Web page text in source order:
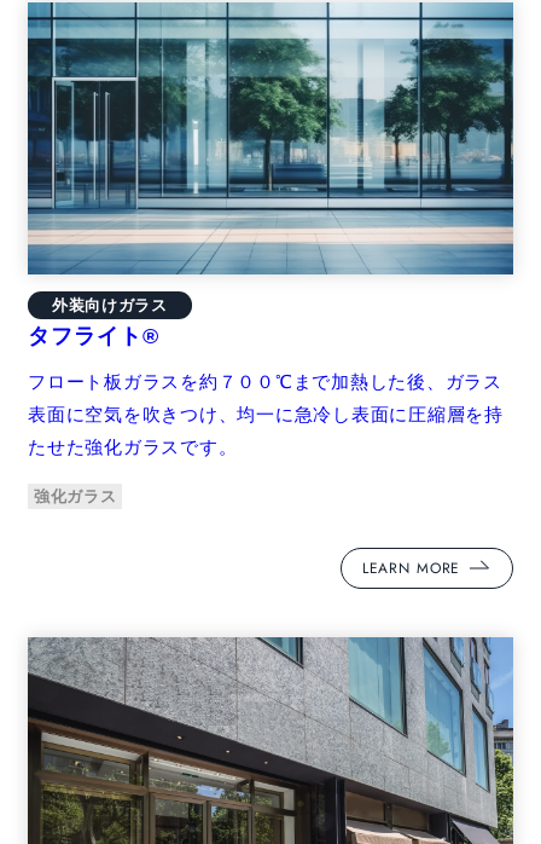
タフライト®
外装向けガラス
フロート板ガラスを約７００℃まで加熱した後、ガラス
表面に空気を吹きつけ、均一に急冷し表面に圧縮層を持
たせた強化ガラスです。
強化ガラス
LEARN MORE